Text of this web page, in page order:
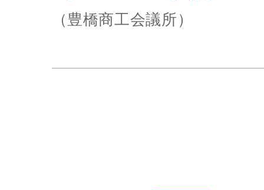
（豊橋商工会議所）